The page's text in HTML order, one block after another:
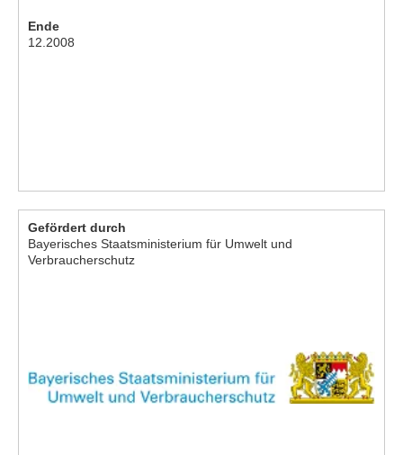
Ende
12.2008
Gefördert durch
Bayerisches Staatsministerium für Umwelt und
Verbraucherschutz